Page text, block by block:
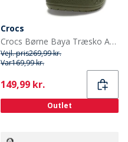
Crocs
Crocs Børne Baya Træsko Army Grøn
Vejl. pris269,99 kr.
Var169,99 kr.
Current
149,99 kr.
Outlet